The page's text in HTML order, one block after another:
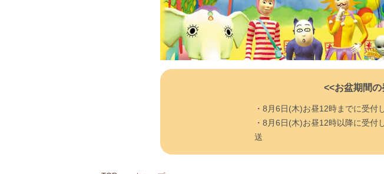
<<お盆期間
・8月6日(木)お昼12時までに受付
・8月6日(木)お昼12時以降に受付
送